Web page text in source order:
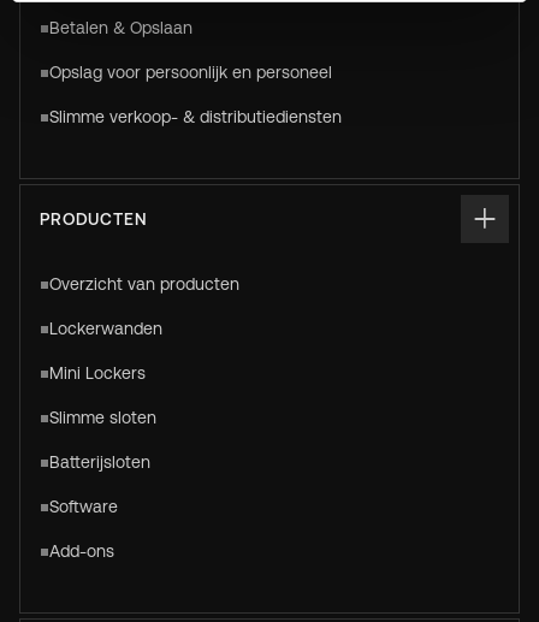
Betalen & Opslaan
Opslag voor persoonlijk en personeel
Slimme verkoop- & distributiediensten
PRODUCTEN
Overzicht van producten
Lockerwanden
Mini Lockers
Slimme sloten
Batterijsloten
Software
Add-ons